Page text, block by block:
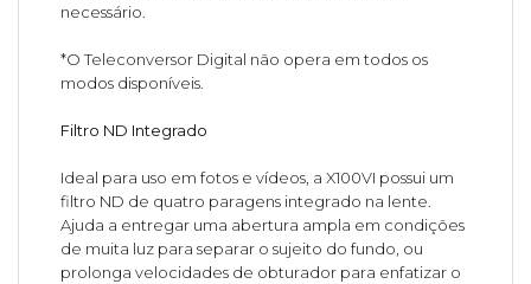
necessário.
*O Teleconversor Digital não opera em todos os
modos disponíveis.
Filtro ND Integrado
Ideal para uso em fotos e vídeos, a X100VI possui um
filtro ND de quatro paragens integrado na lente.
Ajuda a entregar uma abertura ampla em condições
de muita luz para separar o sujeito do fundo, ou
prolonga velocidades de obturador para enfatizar o